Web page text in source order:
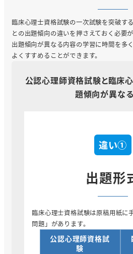
臨床心理士資格試験の一次試験を突破す
との出題傾向の違いを押さえておく必要が
出題傾向が異なる内容の学習に時間を多
よくすすめることができます。
公認心理師資格試験と臨床
題傾向が異な
違い①
出題形
臨床心理士資格試験は原稿用紙に
問題」があります。
公認心理師資格試
験